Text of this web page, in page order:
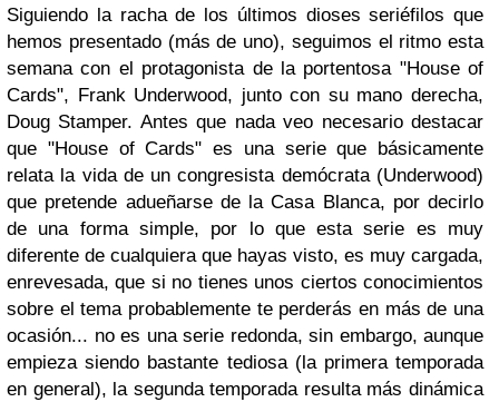
Siguiendo la racha de los últimos dioses seriéfilos que
hemos presentado (más de uno), seguimos el ritmo esta
semana con el protagonista de la portentosa "House of
Cards", Frank Underwood, junto con su mano derecha,
Doug Stamper. Antes que nada veo necesario destacar
que "House of Cards" es una serie que básicamente
relata la vida de un congresista demócrata (Underwood)
que pretende adueñarse de la Casa Blanca, por decirlo
de una forma simple, por lo que esta serie es muy
diferente de cualquiera que hayas visto, es muy cargada,
enrevesada, que si no tienes unos ciertos conocimientos
sobre el tema probablemente te perderás en más de una
ocasión... no es una serie redonda, sin embargo, aunque
empieza siendo bastante tediosa (la primera temporada
en general), la segunda temporada resulta más dinámica